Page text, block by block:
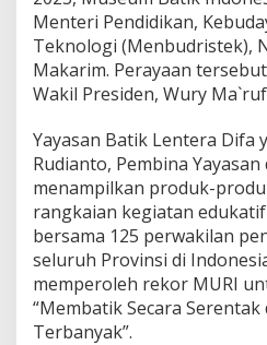
Menteri Pendidikan,
Teknologi (Menbudristek),
Makarim. Perayaan
Wakil Presiden, Wury
Yayasan Batik Lentera Difa
Rudianto, Pembina
menampilkan produk-
rangkaian kegiatan
bersama 125 perwakilan
seluruh Provinsi di
memperoleh rekor MURI
“Membatik Secara
Terbanyak”.